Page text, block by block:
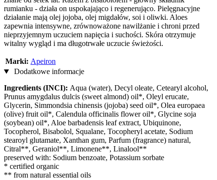
rumianku - działa on uspokajająco i regenerująco. Pielęgnacyjne
działanie mają olej jojoba, olej migdałów, soi i oliwki. Aloes
zapewnia intensywne, zrównoważone nawilżanie i chroni przed
nieprzyjemnym uczuciem napięcia i suchości. Skóra otrzymuje
witalny wygląd i ma długotrwałe uczucie świeżości.
Marki: Apeiron
Dodatkowe informacje
Ingredients (INCI): Aqua (water), Decyl oleate, Cetearyl alcohol,
Prunus amygdalus dulcis (sweet almond) oil*, Oleyl erucate,
Glycerin, Simmondsia chinensis (jojoba) seed oil*, Olea europaea
(olive) fruit oil*, Calendula officinalis flower oil*, Glycine soja
(soybean) oil*, Aloe barbadensis leaf extract, Ubiquinone,
Tocopherol, Bisabolol, Squalane, Tocopheryl acetate, Sodium
stearoyl glutamate, Xanthan gum, Parfum (fragrance) natural,
Citral**, Geraniol**, Limonene**, Linalool**
preserved with: Sodium benzoate, Potassium sorbate
* certified organic
** from natural essential oils